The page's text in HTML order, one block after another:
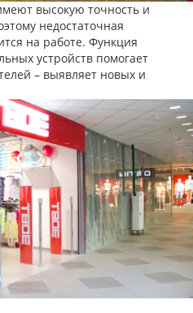
высокую точность и
недостаточная
на работе. Функция
устройств помогает
– выявляет новых и